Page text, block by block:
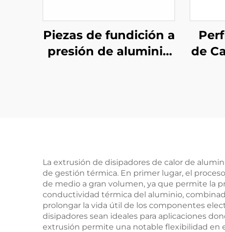
Piezas de fundición a
presión de aluminio
de
La extrusión de disipadores de calor de
de gestión térmica. En primer lugar, el
de medio a gran volumen, ya que permite la
conductividad térmica del aluminio,
prolongar la vida útil de los componentes
disipadores sean ideales para aplicaciones
extrusión permite una notable flexibilidad en